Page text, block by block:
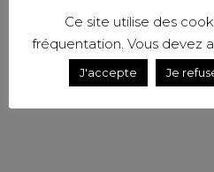
Ce site utilise des
fréquentation. Vous devez
J'accepte Je